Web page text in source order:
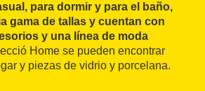
para dormir y para el baño,
gama de tallas y cuentan con
y una línea de moda
Home se pueden encontrar
y piezas de vidrio y porcelana.